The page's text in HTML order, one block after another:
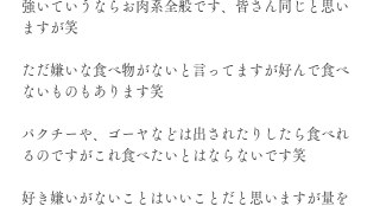
強いていうならお肉系全般です、皆さん同じと思い
ますが笑
ただ嫌いな食べ物がないと言ってますが好んで食べ
ないものもあります笑
パクチーや、ゴーヤなどは出されたりしたら食べれ
るのですがこれ食べたいとはならないです笑
好き嫌いがないことはいいことだと思いますが量を